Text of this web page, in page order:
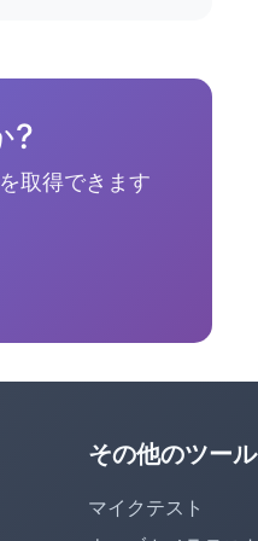
?
取得できます
その他のツール
マイクテスト